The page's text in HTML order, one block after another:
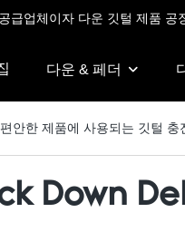
급업체이자 다운 깃털 제품 공
다운 & 페더
안한 제품에 사용되는 깃털 충
Down